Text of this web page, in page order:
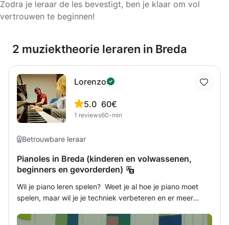
Zodra je leraar de les bevestigt, ben je klaar om vol
vertrouwen te beginnen!
2 muziektheorie leraren in Breda
Lorenzo
5.0
1 reviews
60€
60-min
Betrouwbare leraar
Pianoles in Breda (kinderen en volwassenen,
beginners en gevorderden)
Wil je piano leren spelen? Weet je al hoe je piano moet
spelen, maar wil je je techniek verbeteren en er meer
ervaring. Ik bied lessen aan waarin je piano en